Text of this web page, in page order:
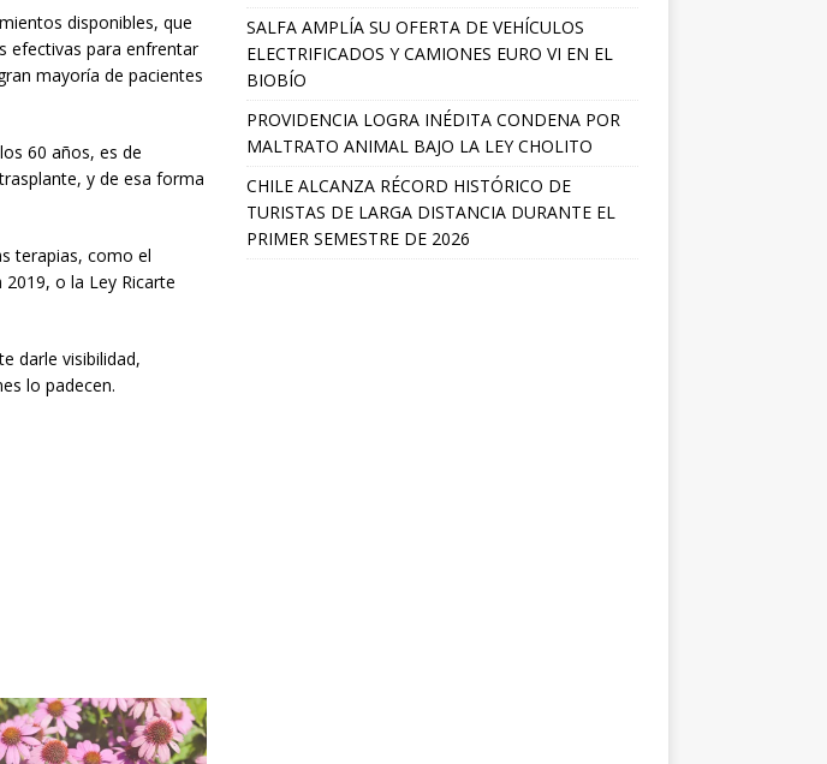
disponibles, que
efectivas para enfrentar
mayoría de pacientes
60 años, es de
y de esa forma
terapias, como el
o la Ley Ricarte
darle visibilidad,
lo padecen.
SALFA AMPLÍA SU OFERTA DE VEHÍCULOS
ELECTRIFICADOS Y CAMIONES EURO VI EN EL
BIOBÍO
PROVIDENCIA LOGRA INÉDITA CONDENA POR
MALTRATO ANIMAL BAJO LA LEY CHOLITO
CHILE ALCANZA RÉCORD HISTÓRICO DE
TURISTAS DE LARGA DISTANCIA DURANTE EL
PRIMER SEMESTRE DE 2026